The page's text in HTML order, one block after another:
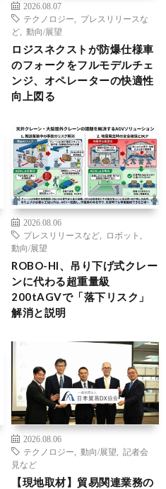
2026.08.07
テクノロジー
プレスリリースな
ど
動向/展望
ロジスネクストが防爆仕様車
のフォークをフルモデルチェ
ンジ、オペレーターの快適性
向上図る
2026.08.06
プレスリリースなど
ロボット
動向/展望
ROBO-HI、吊り下げ式クレー
ンに代わる超重量級
200tAGVで「落下リスク」
解消と説明
2026.08.06
テクノロジー
動向/展望
記者会
見など
【現地取材】貿易関連業務の